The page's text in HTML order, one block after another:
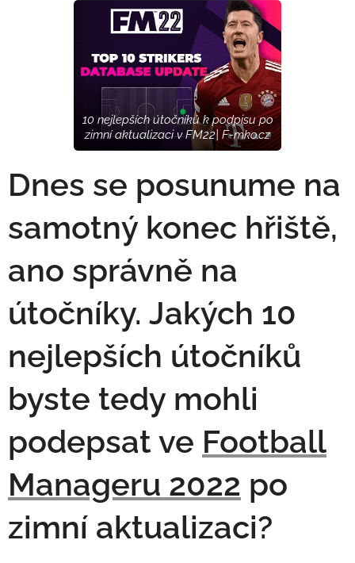
10 nejlepších útočníků k podpisu po
zimní aktualizaci v FM22| F-mko.cz
Dnes se posunume na
samotný konec hřiště,
ano správně na
útočníky. Jakých 10
nejlepších útočníků
byste tedy mohli
podepsat ve Football
Manageru 2022 po
zimní aktualizaci?